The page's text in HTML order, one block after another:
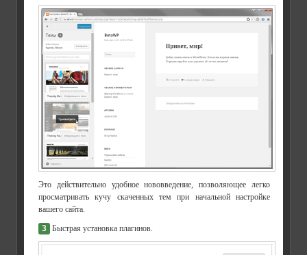
Это действительно удобное нововведение, позволяющее легко
просматривать кучу скаченных тем при начальной настройке
вашего сайта.
3 Быстрая установка плагинов.